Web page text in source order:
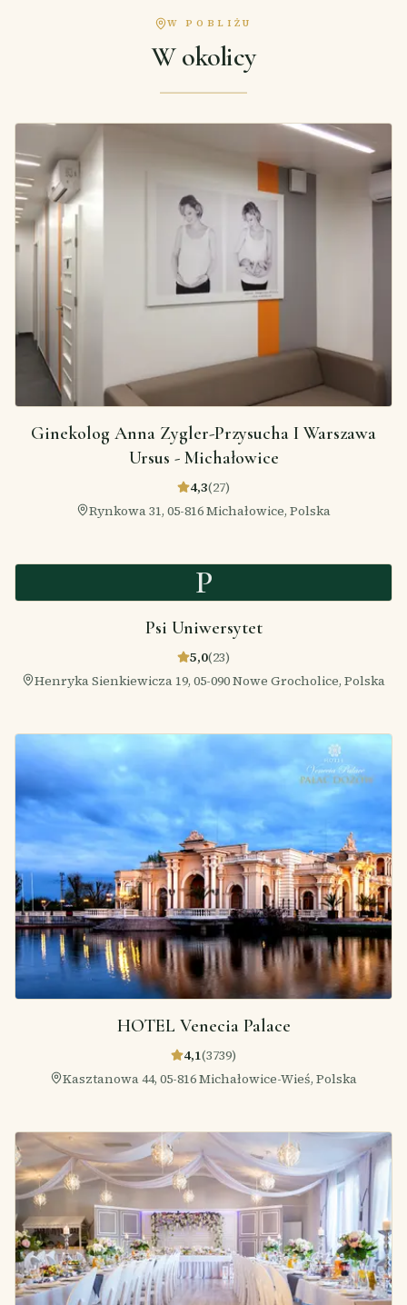
W POBLIŻU
W okolicy
Ginekolog Anna Zygler-Przysucha I Warszawa
Ursus - Michałowice
4,3(27)
Rynkowa 31, 05-816 Michałowice, Polska
P
Psi Uniwersytet
5,0(23)
Henryka Sienkiewicza 19, 05-090 Nowe Grocholice, Polska
HOTEL Venecia Palace
4,1(3739)
Kasztanowa 44, 05-816 Michałowice-Wieś, Polska